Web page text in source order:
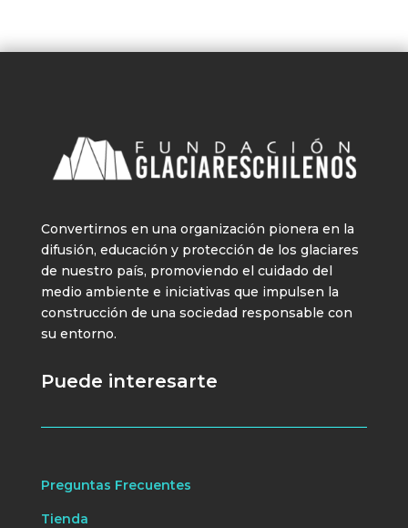
Convertirnos en una organización pionera en la
difusión, educación y protección de los glaciares
de nuestro país, promoviendo el cuidado del
medio ambiente e iniciativas que impulsen la
construcción de una sociedad responsable con
su entorno.
Puede interesarte
Preguntas Frecuentes
Tienda